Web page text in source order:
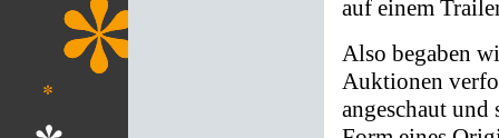
auf einem
Also begaben
Auktionen
angeschaut und